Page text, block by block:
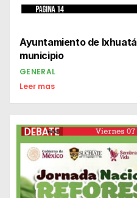
Ayuntamiento de
municipio
GENERAL
Leer mas